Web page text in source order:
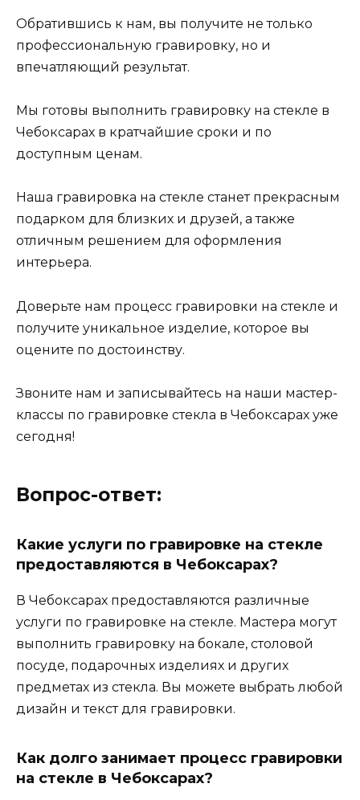
Обратившись к нам, вы получите не только
профессиональную гравировку, но и
впечатляющий результат.
Мы готовы выполнить гравировку на стекле в
Чебоксарах в кратчайшие сроки и по
доступным ценам.
Наша гравировка на стекле станет прекрасным
подарком для близких и друзей, а также
отличным решением для оформления
интерьера.
Доверьте нам процесс гравировки на стекле и
получите уникальное изделие, которое вы
оцените по достоинству.
Звоните нам и записывайтесь на наши мастер-
классы по гравировке стекла в Чебоксарах уже
сегодня!
Вопрос-ответ:
Какие услуги по гравировке на стекле
предоставляются в Чебоксарах?
В Чебоксарах предоставляются различные
услуги по гравировке на стекле. Мастера могут
выполнить гравировку на бокале, столовой
посуде, подарочных изделиях и других
предметах из стекла. Вы можете выбрать любой
дизайн и текст для гравировки.
Как долго занимает процесс гравировки
на стекле в Чебоксарах?